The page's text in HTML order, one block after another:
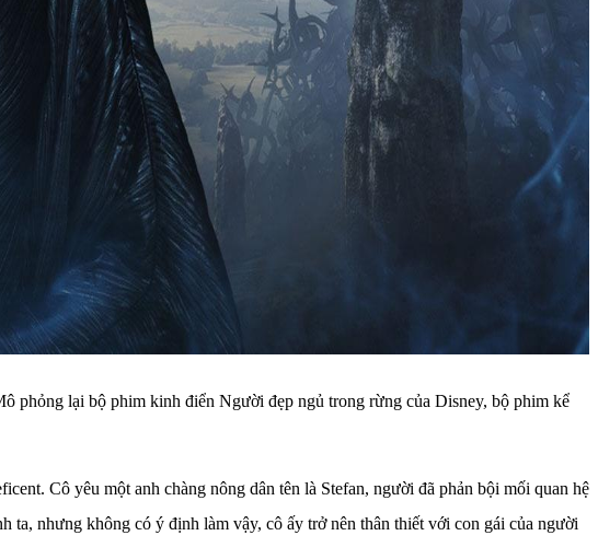
phỏng lại bộ phim kinh điển Người đẹp ngủ trong rừng của Disney, bộ phim kể
Cô yêu một anh chàng nông dân tên là Stefan, người đã phản bội mối quan hệ
ta, nhưng không có ý định làm vậy, cô ấy trở nên thân thiết với con gái của người